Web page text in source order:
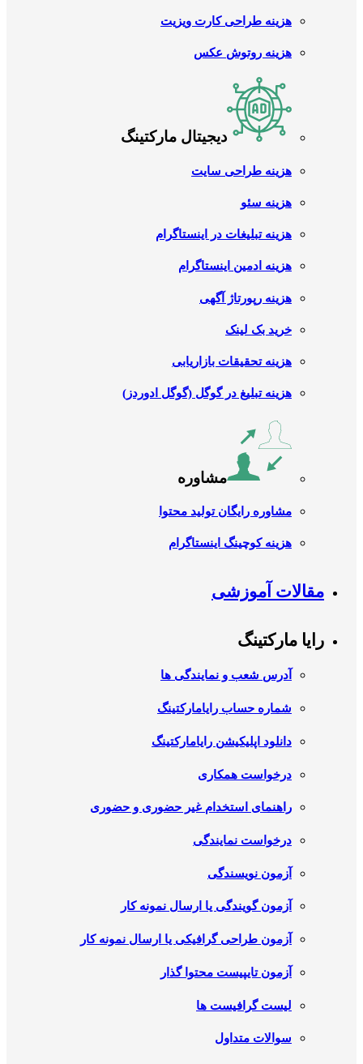
هزینه طراحی کارت ویزیت
هزینه روتوش عکس
دیجیتال مارکتینگ
هزینه طراحی سایت
هزینه سئو
هزینه تبلیغات در اینستاگرام
هزینه ادمین اینستاگرام
هزینه رپورتاژ آگهی
خرید بک لینک
هزینه تحقیقات بازاریابی
هزینه تبلیغ در گوگل (گوگل ادوردز)
مشاوره
مشاوره رایگان تولید محتوا
هزینه کوچینگ اینستاگرام
مقالات آموزشی
رایا مارکتینگ
آدرس شعب و نمایندگی ها
شماره حساب رایامارکتینگ
دانلود اپلیکیشن رایامارکتینگ
درخواست همکاری
راهنمای استخدام غیر حضوری و حضوری
درخواست نمایندگی
آزمون نویسندگی
آزمون گویندگی یا ارسال نمونه کار
آزمون طراحی گرافیکی یا ارسال نمونه کار
آزمون تایپیست محتوا گذار
لیست گرافیست ها
سوالات متداول